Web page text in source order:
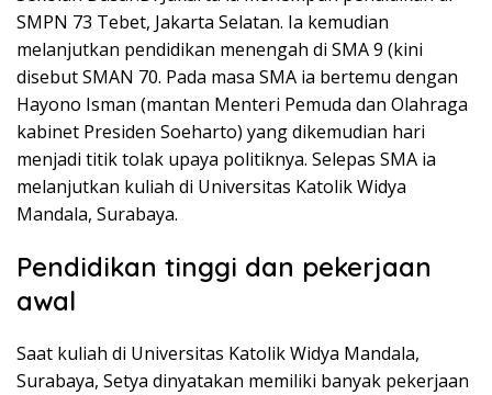
SMPN 73 Tebet, Jakarta Selatan. Ia kemudian
melanjutkan pendidikan menengah di SMA 9 (kini
disebut SMAN 70. Pada masa SMA ia bertemu dengan
Hayono Isman (mantan Menteri Pemuda dan Olahraga
kabinet Presiden Soeharto) yang dikemudian hari
menjadi titik tolak upaya politiknya. Selepas SMA ia
melanjutkan kuliah di Universitas Katolik Widya
Mandala, Surabaya.
Pendidikan tinggi dan pekerjaan
awal
Saat kuliah di Universitas Katolik Widya Mandala,
Surabaya, Setya dinyatakan memiliki banyak pekerjaan